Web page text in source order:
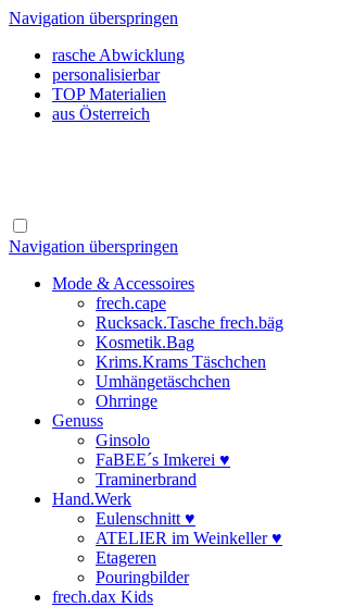
Navigation überspringen
rasche Abwicklung
personalisierbar
TOP Materialien
aus Österreich
Navigation überspringen
Mode & Accessoires
frech.cape
Rucksack.Tasche frech.bäg
Kosmetik.Bag
Krims.Krams Täschchen
Umhängetäschchen
Ohrringe
Genuss
Ginsolo
FaBEE´s Imkerei ♥
Traminerbrand
Hand.Werk
Eulenschnitt ♥
ATELIER im Weinkeller ♥
Etageren
Pouringbilder
frech.dax Kids